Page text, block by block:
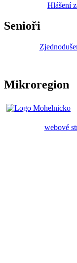
Hlášení
Senioři
Mikroregion
webové